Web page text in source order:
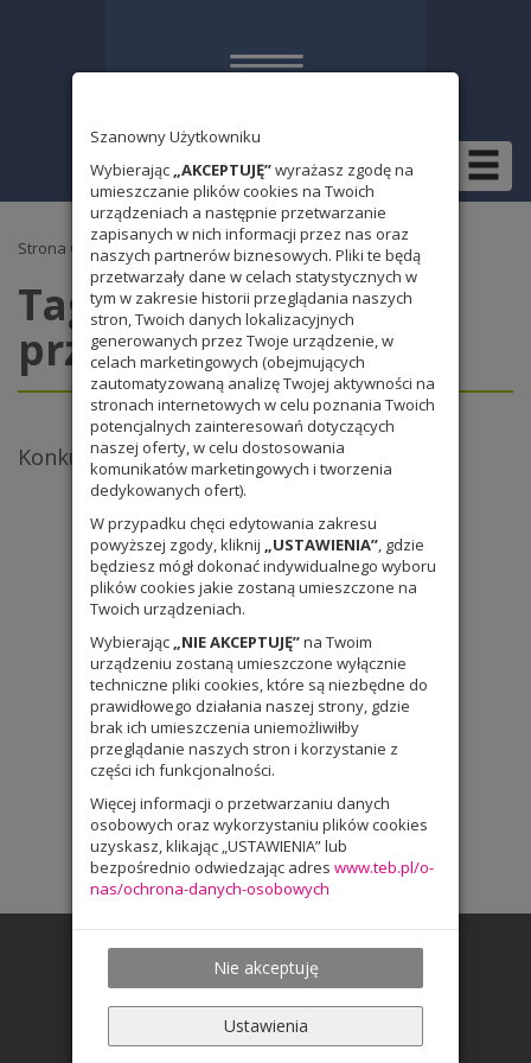
Szanowny Użytkowniku
Wybierając „AKCEPTUJĘ”wyrażasz zgodę na
umieszczanie plików cookies na Twoich
urządzeniach a następnie przetwarzanie
zapisanych w nich informacji przez nas oraz
naszych partnerów biznesowych. Pliki te będą
przetwarzały dane w celach statystycznych w
tym w zakresie historii przeglądania naszych
stron, Twoich danych lokalizacyjnych
generowanych przez Twoje urządzenie, w
celach marketingowych (obejmujących
zautomatyzowaną analizę Twojej aktywności na
stronach internetowych w celu poznania Twoich
potencjalnych zainteresowań dotyczących
naszej oferty, w celu dostosowania
komunikatów marketingowych i tworzenia
dedykowanych ofert).
W przypadku chęci edytowania zakresu
powyższej zgody, kliknij „USTAWIENIA”, gdzie
będziesz mógł dokonać indywidualnego wyboru
plików cookies jakie zostaną umieszczone na
Twoich urządzeniach.
Wybierając „NIE AKCEPTUJĘ”na Twoim
urządzeniu zostaną umieszczone wyłącznie
techniczne pliki cookies, które są niezbędne do
prawidłowego działania naszej strony, gdzie
brak ich umieszczenia uniemożliwiłby
przeglądanie naszych stron i korzystanie z
części ich funkcjonalności.
Więcej informacji o przetwarzaniu danych
osobowych oraz wykorzystaniu plików cookies
uzyskasz, klikając „USTAWIENIA” lub
bezpośrednio odwiedzając adres www.teb.pl/o-
nas/ochrona-danych-osobowych
Nie akceptuję
Ustawienia
Strona Główna
Tag:zawód godny
przyszłości
Konkurs literacki „Zawód godny podziwu”